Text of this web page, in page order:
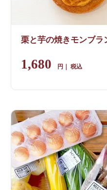
栗と芋の焼きモンブ
1,680 税込